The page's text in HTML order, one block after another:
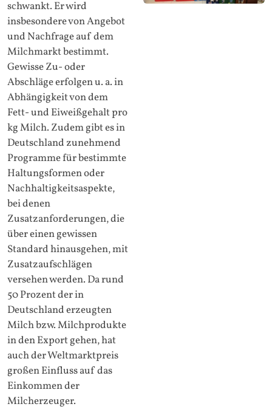
schwankt. Er wird
insbesondere von Angebot
und Nachfrage auf dem
Milchmarkt bestimmt.
Gewisse Zu- oder
Abschläge erfolgen u. a. in
Abhängigkeit von dem
Fett- und Eiweißgehalt pro
kg Milch. Zudem gibt es in
Deutschland zunehmend
Programme für bestimmte
Haltungsformen oder
Nachhaltigkeitsaspekte,
bei denen
Zusatzanforderungen, die
über einen gewissen
Standard hinausgehen, mit
Zusatzaufschlägen
versehen werden. Da rund
50 Prozent der in
Deutschland erzeugten
Milch bzw. Milchprodukte
in den Export gehen, hat
auch der Weltmarktpreis
großen Einfluss auf das
Einkommen der
Milcherzeuger.